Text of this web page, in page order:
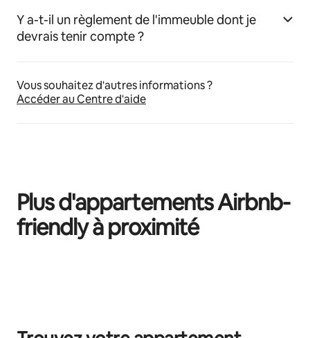
Y a-t-il un règlement de l'immeuble dont je
devrais tenir compte ?
Vous souhaitez d'autres informations ?
Accéder au Centre d'aide
Plus d'appartements Airbnb-
friendly à proximité